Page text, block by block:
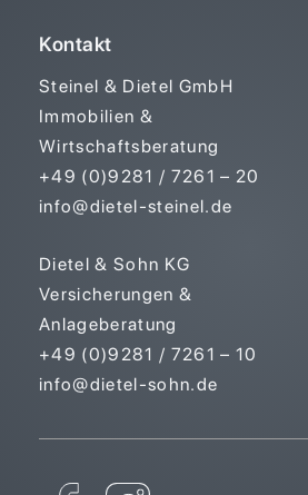
Kontakt
Steinel & Dietel GmbH
Immobilien &
Wirtschaftsberatung
+49 (0)9281 / 7261 – 20
info@dietel-steinel.de
Dietel & Sohn KG
Versicherungen &
Anlageberatung
+49 (0)9281 / 7261 – 10
info@dietel-sohn.de